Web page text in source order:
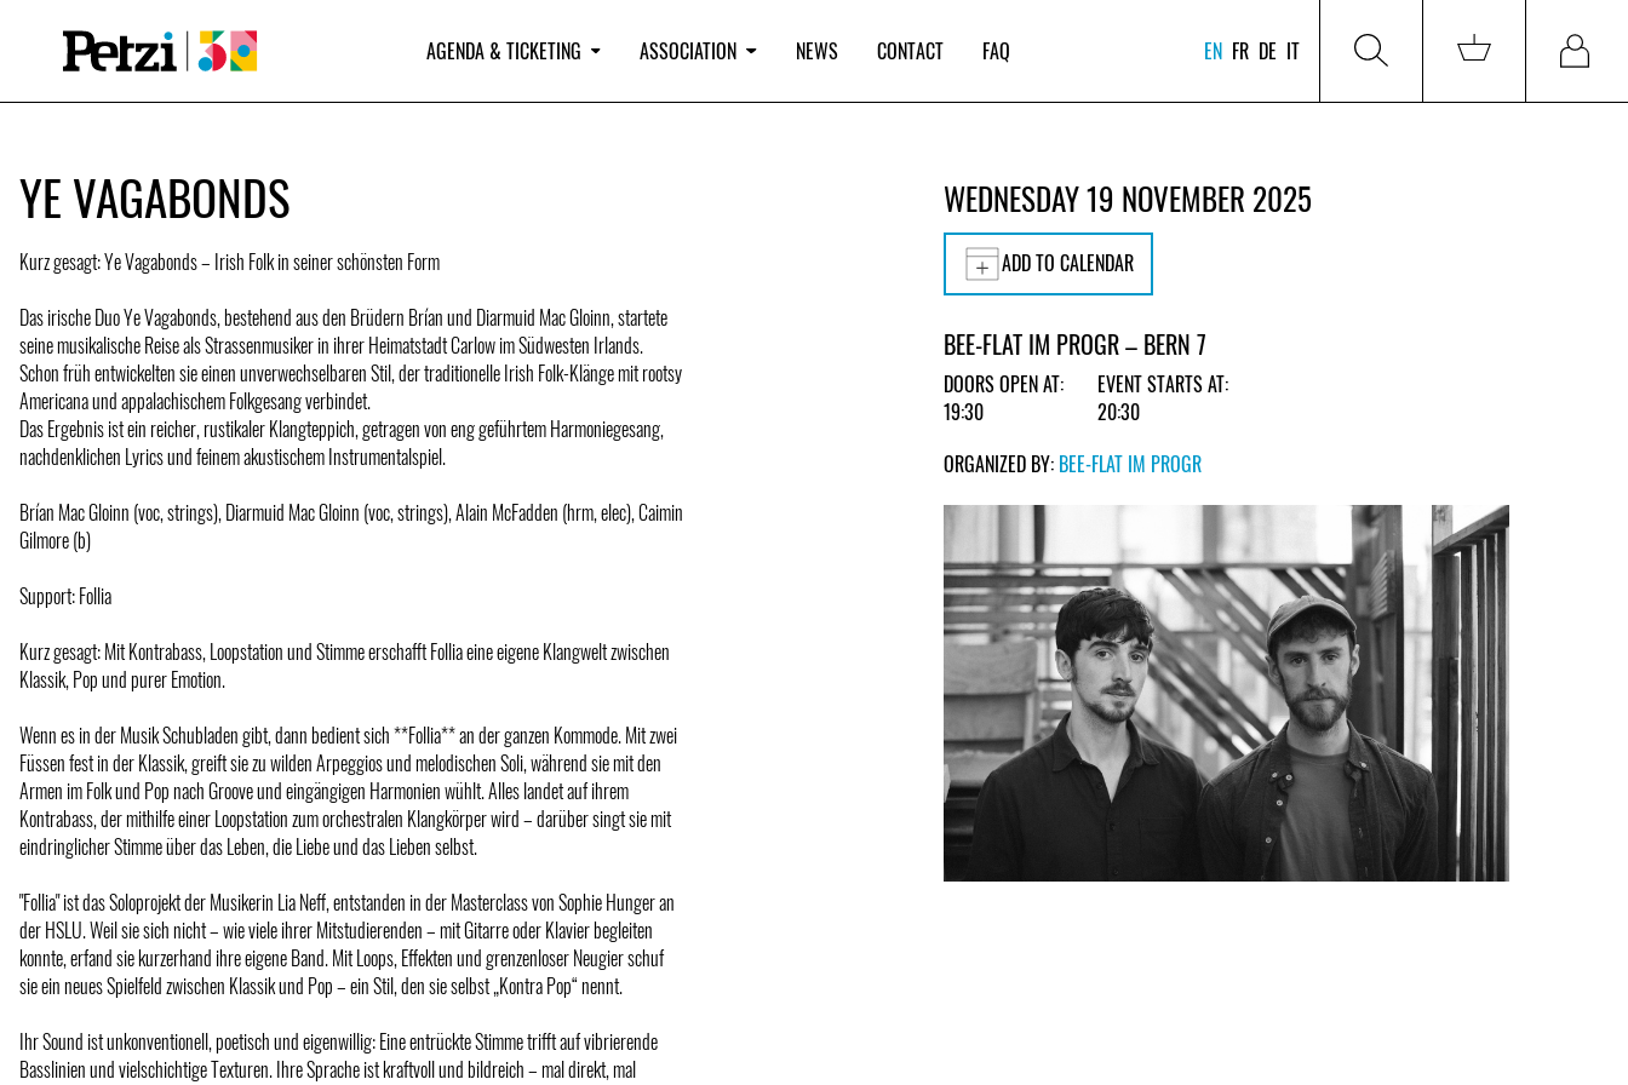
AGENDA & TICKETING ASSOCIATION NEWS CONTACT FAQ EN FR DE IT
YE VAGABONDS
Kurz gesagt: Ye Vagabonds – Irish Folk in seiner schönsten Form
Das irische Duo Ye Vagabonds, bestehend aus den Brüdern Brían und Diarmuid Mac Gloinn, startete
seine musikalische Reise als Strassenmusiker in ihrer Heimatstadt Carlow im Südwesten Irlands.
Schon früh entwickelten sie einen unverwechselbaren Stil, der traditionelle Irish Folk-Klänge mit rootsy
Americana und appalachischem Folkgesang verbindet.
Das Ergebnis ist ein reicher, rustikaler Klangteppich, getragen von eng geführtem Harmoniegesang,
nachdenklichen Lyrics und feinem akustischem Instrumentalspiel.
Brían Mac Gloinn (voc, strings), Diarmuid Mac Gloinn (voc, strings), Alain McFadden (hrm, elec), Caimin
Gilmore (b)
Support: Follia
Kurz gesagt: Mit Kontrabass, Loopstation und Stimme erschafft Follia eine eigene Klangwelt zwischen
Klassik, Pop und purer Emotion.
Wenn es in der Musik Schubladen gibt, dann bedient sich **Follia** an der ganzen Kommode. Mit zwei
Füssen fest in der Klassik, greift sie zu wilden Arpeggios und melodischen Soli, während sie mit den
Armen im Folk und Pop nach Groove und eingängigen Harmonien wühlt. Alles landet auf ihrem
Kontrabass, der mithilfe einer Loopstation zum orchestralen Klangkörper wird – darüber singt sie mit
eindringlicher Stimme über das Leben, die Liebe und das Lieben selbst.
"Follia" ist das Soloprojekt der Musikerin Lia Neff, entstanden in der Masterclass von Sophie Hunger an
der HSLU. Weil sie sich nicht – wie viele ihrer Mitstudierenden – mit Gitarre oder Klavier begleiten
konnte, erfand sie kurzerhand ihre eigene Band. Mit Loops, Effekten und grenzenloser Neugier schuf
sie ein neues Spielfeld zwischen Klassik und Pop – ein Stil, den sie selbst „Kontra Pop“ nennt.
Ihr Sound ist unkonventionell, poetisch und eigenwillig: Eine entrückte Stimme trifft auf vibrierende
Basslinien und vielschichtige Texturen. Ihre Sprache ist kraftvoll und bildreich – mal direkt, mal
WEDNESDAY 19 NOVEMBER 2025
ADD TO CALENDAR
BEE-FLAT IM PROGR – BERN 7
DOORS OPEN AT:
19:30
EVENT STARTS AT:
20:30
ORGANIZED BY: BEE-FLAT IM PROGR